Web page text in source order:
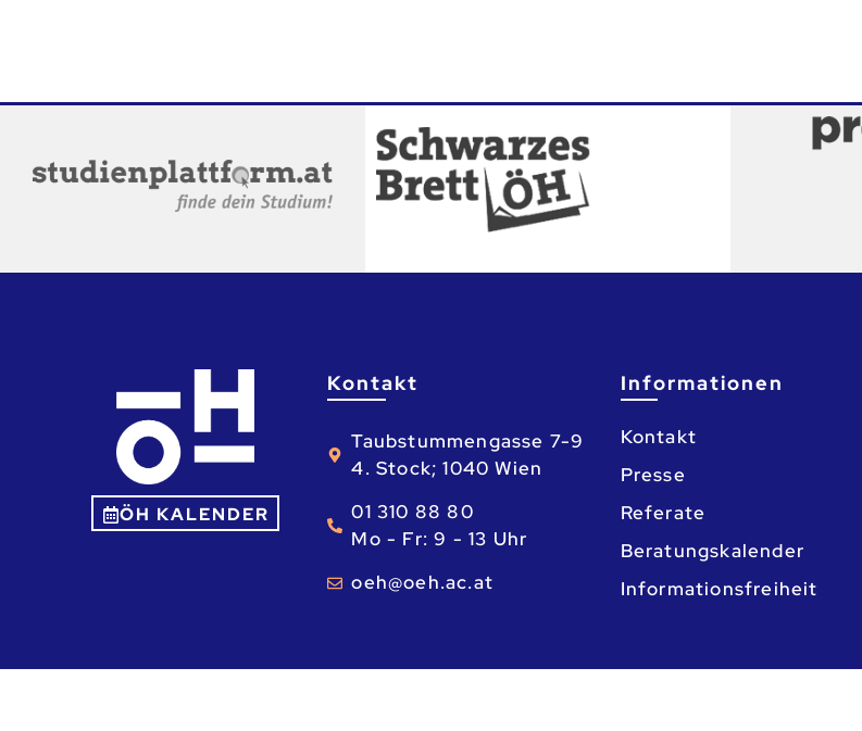
ÖH KALENDER
Kontakt
Taubstummengasse 7-9
4. Stock; 1040 Wien
01 310 88 80
Mo - Fr: 9 - 13 Uhr
ta.ca.heo@heo
Informationen
Kontakt
Presse
Referate
Beratungskalender
Informationsfreiheit